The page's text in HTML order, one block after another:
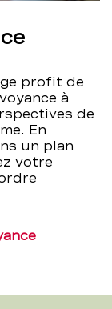
profit de
à
de
En
un plan
votre